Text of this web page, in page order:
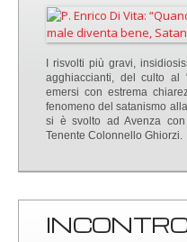
I risvolti più gravi,
agghiaccianti, del culto al
emersi con estrema
fenomeno del satanismo
si è svolto ad Avenza con
Tenente Colonnello Ghiorzi.